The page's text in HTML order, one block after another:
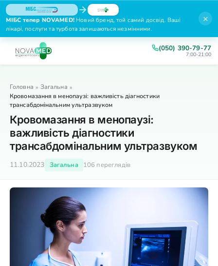
МІБС тепер NOVAMED!Новий бренд, той самий досвід. Ваші
лікарі, послуги та турбота залишаються незмінними.
×
(050) 390-79-77
7:00-21:00
Головна » Загальна »
Кровомазання в менопаузі: важливість діагностики
трансабдомінальним ультразвуком
Кровомазання в менопаузі:
важливість діагностики
трансабдомінальним ультразвуком
11.10.2023 Загальна 106 переглядів